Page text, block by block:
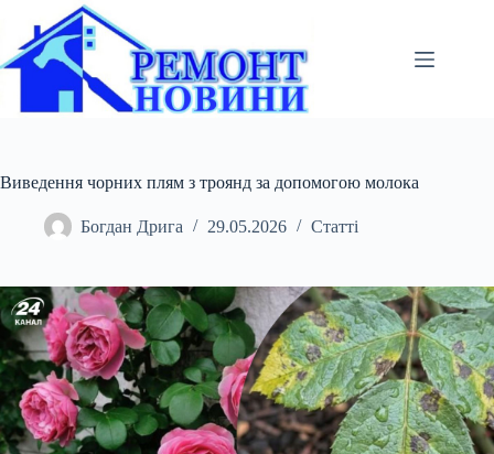
вмісту
Виведення чорних плям з троянд за допомогою молока
Богдан Дрига 29.05.2026 Статті